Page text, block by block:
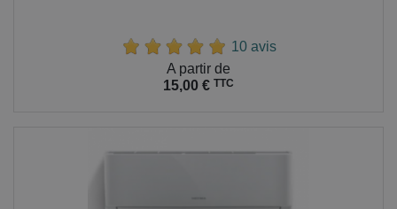
10 avis
A partir de
15,00 € TTC